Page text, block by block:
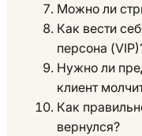
Можно ли
Как вести
персона
Нужно ли
клиент
Как
вернулся?